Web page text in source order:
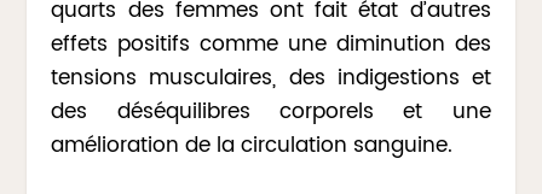
quarts des femmes ont fait état d’autres
effets positifs comme une diminution des
tensions musculaires, des indigestions et
des déséquilibres corporels et une
amélioration de la circulation sanguine.